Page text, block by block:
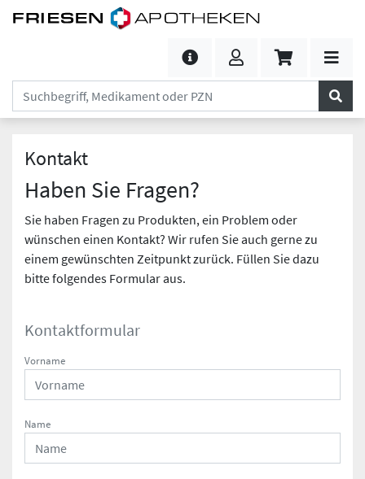
Kontakt
Haben Sie Fragen?
Sie haben Fragen zu Produkten, ein Problem oder
wünschen einen Kontakt? Wir rufen Sie auch gerne zu
einem gewünschten Zeitpunkt zurück. Füllen Sie dazu
bitte folgendes Formular aus.
Kontaktformular
Vorname
Name